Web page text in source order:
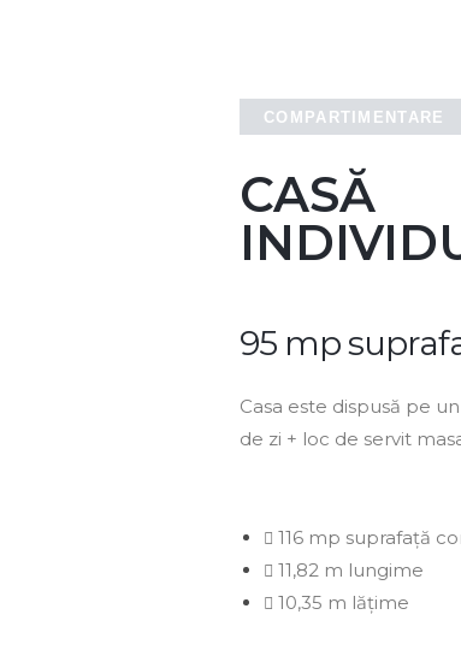
COMPARTIMENTARE
CASĂ
95 mp
Casa este dispusă pe
de zi + loc de servit
116 mp suprafață
11,82 m lungime
10,35 m lățime